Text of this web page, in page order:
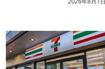
2026年8月7日